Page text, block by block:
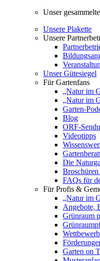
Unser
Unsere Plakette
Unsere
Unser Gütesiegel
Für Gartenfans
„Natur im
„Natur im
Garten-
Blog
ORF-
Videotipps
Die
FAQs für
Für Profis &
„Natur im
Angebote,
Grünraum
Garten on